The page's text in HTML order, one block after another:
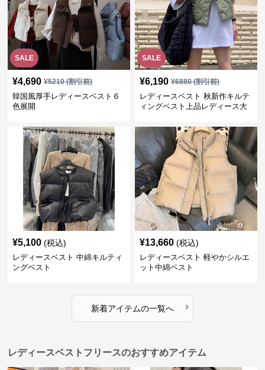
SALE
¥4,690 ¥5210(割引前)
韓国風厚手レディースベスト６
色展開
SALE
¥6,190 ¥6880(割引前)
レディースベスト 秋新作キルテ
ィングベスト上品レディース大
¥5,100 (税込)
レディースベスト 中綿キルティ
ングベスト
¥13,660 (税込)
レディースベスト 軽やかシルエ
ット中綿ベスト
新着アイテムの一覧へ ›
レディースベストフリースのおすすめアイテム